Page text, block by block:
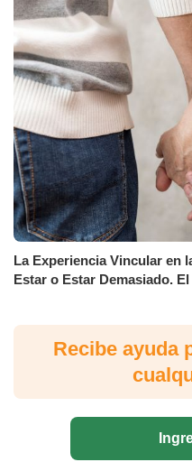
La Experiencia Vincular en
Estar o Estar Demasiado.
Recibe ayuda